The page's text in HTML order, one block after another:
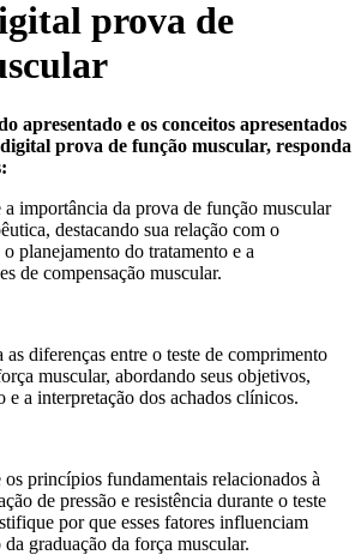
prova de
apresentado e os conceitos apresentados
prova de função muscular, responda
importância da prova de função muscular
destacando sua relação com o
planejamento do tratamento e a
de compensação muscular.
as diferenças entre o teste de comprimento
muscular, abordando seus objetivos,
e a interpretação dos achados clínicos.
princípios fundamentais relacionados à
de pressão e resistência durante o teste
por que esses fatores influenciam
graduação da força muscular.